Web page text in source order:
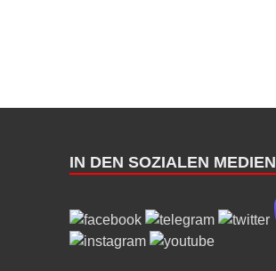
IN DEN SOZIALEN MEDIEN